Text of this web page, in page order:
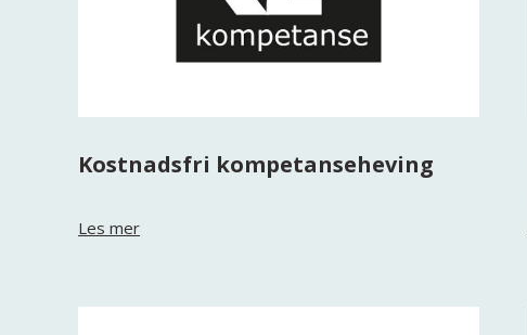
Kostnadsfri kompetanseheving
Les mer